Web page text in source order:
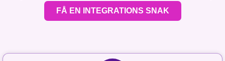
FÅ EN INTEGRATIONS SNAK